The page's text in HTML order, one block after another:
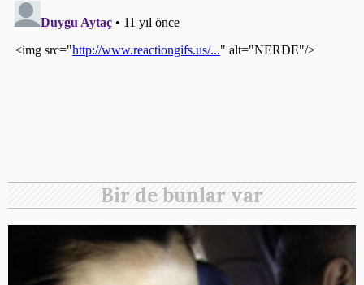
Bir de bunlar var